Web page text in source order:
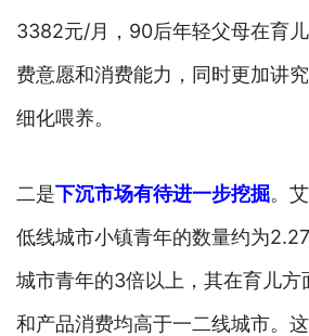
3382元/月，90后年轻父母在育
费意愿和消费能力，同时更加讲
细化喂养。
二是下沉市场有待进一步挖掘。
低线城市小镇青年的数量约为
城市青年的3倍以上，其在育儿方
和产品消费均高于一二线城市。